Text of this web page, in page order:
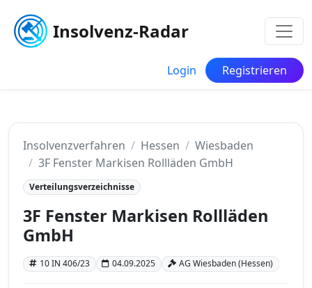
Insolvenz-Radar
Login Registrieren
Insolvenzverfahren Hessen
Wiesbaden
3F Fenster Markisen Rollläden GmbH
Verteilungsverzeichnisse
3F Fenster Markisen Rollläden
GmbH
10 IN 406/23 04.09.2025 AG Wiesbaden (Hessen)